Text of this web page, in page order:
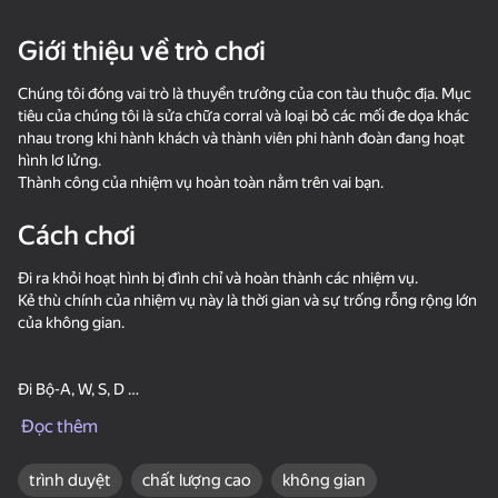
Stone Miner Simulator
- Mine MOD!
57
Robby: Become a
Miner!
Slime & Drop
Waves - Bunch of
puzzles
Fight Stars
Sprunki Boxing - Beat
the Ragdolls in 3D
Block Blast Online
Giới thiệu về trò chơi
Chúng tôi đóng vai trò là thuyền trưởng của con tàu thuộc địa. Mục
tiêu của chúng tôi là sửa chữa corral và loại bỏ các mối đe dọa khác
nhau trong khi hành khách và thành viên phi hành đoàn đang hoạt
hình lơ lửng.
Thành công của nhiệm vụ hoàn toàn nằm trên vai bạn.
Cách chơi
Đi ra khỏi hoạt hình bị đình chỉ và hoàn thành các nhiệm vụ.
Kẻ thù chính của nhiệm vụ này là thời gian và sự trống rỗng rộng lớn
của không gian.
Đi Bộ-A, W, S, D
Chạy-Thay Đổi
Đọc thêm
trình duyệt chất lượng cao không gian